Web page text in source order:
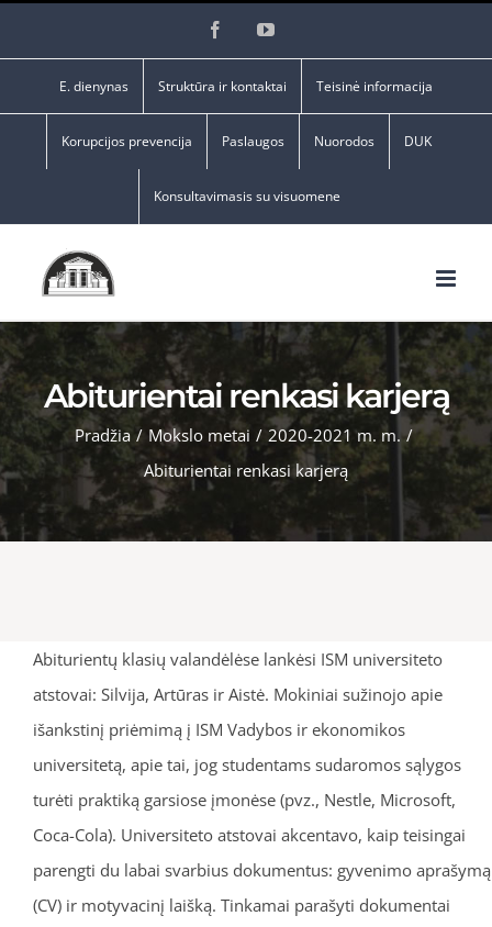
FacebookYouTube
E. dienynas Struktūra ir kontaktai Teisinė informacija
Korupcijos prevencija Paslaugos Nuorodos DUK
Konsultavimasis su visuomene
Abiturientai renkasi karjerą
Pradžia / Mokslo metai / 2020-2021 m. m. /
Abiturientai renkasi karjerą
Abiturientų klasių valandėlėse lankėsi ISM universiteto
atstovai: Silvija, Artūras ir Aistė. Mokiniai sužinojo apie
išankstinį priėmimą į ISM Vadybos ir ekonomikos
universitetą, apie tai, jog studentams sudaromos sąlygos
turėti praktiką garsiose įmonėse (pvz., Nestle, Microsoft,
Coca-Cola). Universiteto atstovai akcentavo, kaip teisingai
parengti du labai svarbius dokumentus: gyvenimo aprašymą
(CV) ir motyvacinį laišką. Tinkamai parašyti dokumentai